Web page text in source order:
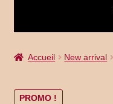
Booking Received
Cart
Accueil New arrival
PROMO !